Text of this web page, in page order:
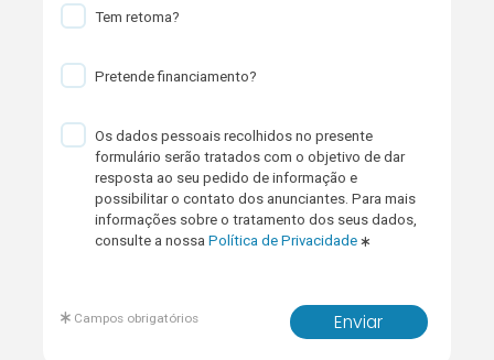
Tem retoma?
Pretende financiamento?
Os dados pessoais recolhidos no presente
formulário serão tratados com o objetivo de dar
resposta ao seu pedido de informação e
possibilitar o contato dos anunciantes. Para mais
informações sobre o tratamento dos seus dados,
consulte a nossaPolítica de Privacidade
Enviar
Campos obrigatórios